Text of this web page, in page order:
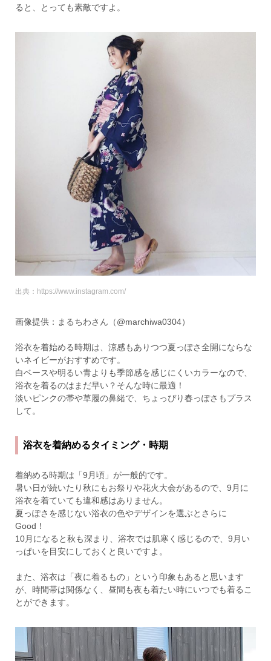
ると、とっても素敵ですよ。
出典：https://www.instagram.com/
画像提供：まるちわさん（@marchiwa0304）
浴衣を着始める時期は、涼感もありつつ夏っぽさ全開にならな
いネイビーがおすすめです。
白ベースや明るい青よりも季節感を感じにくいカラーなので、
浴衣を着るのはまだ早い？そんな時に最適！
淡いピンクの帯や草履の鼻緒で、ちょっぴり春っぽさもプラス
して。
浴衣を着納めるタイミング・時期
着納める時期は「9月頃」が一般的です。
暑い日が続いたり秋にもお祭りや花火大会があるので、9月に
浴衣を着ていても違和感はありません。
夏っぽさを感じない浴衣の色やデザインを選ぶとさらに
Good！
10月になると秋も深まり、浴衣では肌寒く感じるので、9月い
っぱいを目安にしておくと良いですよ。
また、浴衣は「夜に着るもの」という印象もあると思います
が、時間帯は関係なく、昼間も夜も着たい時にいつでも着るこ
とができます。